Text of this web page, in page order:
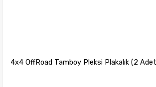
4x4 OffRoad Tamboy Pleksi Plakalık (2